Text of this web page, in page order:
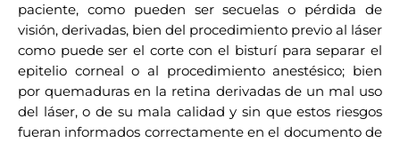
paciente, como pueden ser secuelas o pérdida de
visión, derivadas, bien del procedimiento previo al láser
como puede ser el corte con el bisturí para separar el
epitelio corneal o al procedimiento anestésico; bien
por quemaduras en la retina derivadas de un mal uso
del láser, o de su mala calidad y sin que estos riesgos
fueran informados correctamente en el documento de